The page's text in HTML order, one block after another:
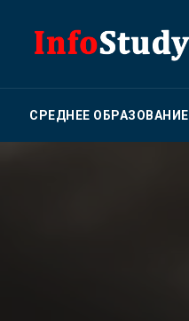
СРЕДНЕЕ ОБРАЗОВАНИЕ